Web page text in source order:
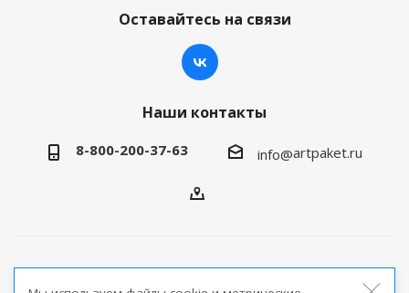
Оставайтесь на связи
Наши контакты
8-800-200-37-63 info@artpaket.ru